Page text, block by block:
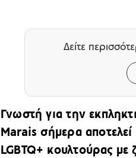
Δείτε
Γνωστή για την
Marais σήμερα
LGBTQ+ κουλτούρας